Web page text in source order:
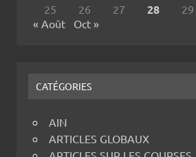
25
26 27 28 29
« Août Oct »
CATÉGORIES
AIN
ARTICLES GLOBAUX